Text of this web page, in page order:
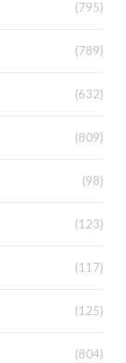
(795)
(789)
(632)
(809)
(98)
(123)
(117)
(125)
(804)